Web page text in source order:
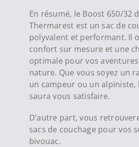
En résumé, le Boost 650/32
Thermarest est un sac de
polyvalent et performant. Il
confort sur mesure et une
optimale pour vos
nature. Que vous soyez un
un campeur ou un alpiniste,
saura vous satisfaire.
D’autre part, vous
sacs de couchage pour vos
bivouac.